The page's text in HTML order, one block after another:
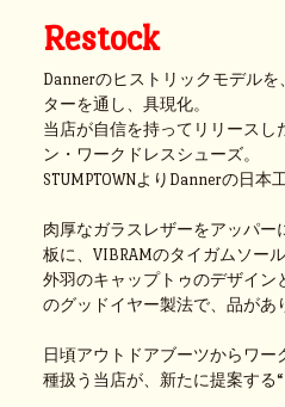
Restock
Dannerのヒストリックモデルを
ターを通し、具現化。
当店が自信を持ってリリースし
ン・ワークドレスシューズ。
STUMPTOWNよりDannerの日本
肉厚なガラスレザーをアッパー
板に、VIBRAMのタイガムソー
外羽のキャップトゥのデザイン
のグッドイヤー製法で、品があ
日頃アウトドアブーツからワー
種扱う当店が、新たに提案する“